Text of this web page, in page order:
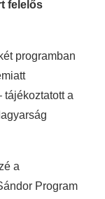
felelős
programban
tájékoztatott a
a
Program